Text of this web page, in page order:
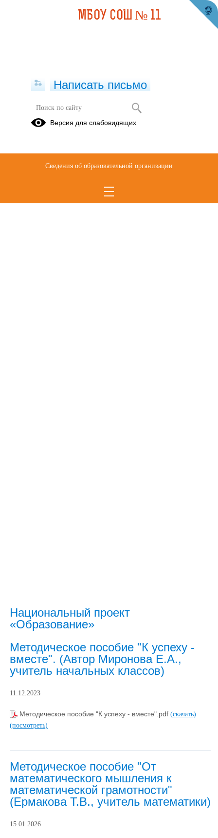
Национальный проект
«Образование»
Методическое пособие "К успеху -
вместе". (Автор Миронова Е.А.,
учитель начальных классов)
11.12.2023
Методическое пособие "К успеху - вместе".pdf (скачать)
(посмотреть)
Методическое пособие "От
математического мышления к
математической грамотности"
(Ермакова Т.В., учитель математики)
15.01.2026
МБОУ СОШ № 11
Написать письмо
Версия для слабовидящих
Сведения об образовательной организации